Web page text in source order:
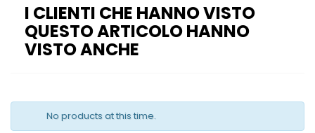
I CLIENTI CHE HANNO VISTO
QUESTO ARTICOLO HANNO
VISTO ANCHE
No products at this time.